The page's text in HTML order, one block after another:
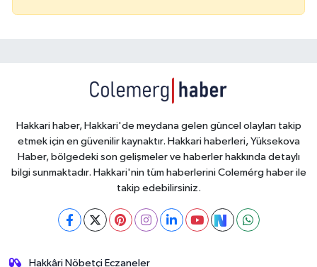
Hakkari haber, Hakkari'de meydana gelen güncel olayları takip
etmek için en güvenilir kaynaktır. Hakkari haberleri, Yüksekova
Haber, bölgedeki son gelişmeler ve haberler hakkında detaylı
bilgi sunmaktadır. Hakkari'nin tüm haberlerini Colemérg haber ile
takip edebilirsiniz.
Hakkâri Nöbetçi Eczaneler